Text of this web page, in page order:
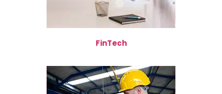
FinTech